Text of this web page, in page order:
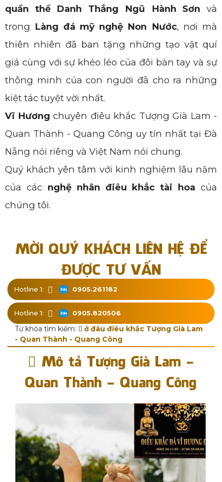
quần thể Danh Thắng Ngũ Hành Sơn và
trong Làng đá mỹ nghệ Non Nước, nơi mà
thiên nhiên đã ban tặng những tạo vật quí
giá cùng với sự khéo léo của đôi bàn tay và sự
thông minh của con người đã cho ra những
kiệt tác tuyệt vời nhất.
Vĩ Hương chuyên điêu khắc Tượng Già Lam -
Quan Thành - Quang Công uy tín nhất tại Đà
Nẵng nói riêng và Việt Nam nói chung.
Quý khách yên tâm với kinh nghiệm lâu năm
của các nghệ nhân điêu khắc tài hoa của
chúng tôi.
MỜI QUÝ KHÁCH LIÊN HỆ ĐỂ
ĐƯỢC TƯ VẤN
Hotline 1: 0905.261182
Hotline 1: 0905.820506
Từ khóa tìm kiếm:
ở đâu điêu khắc Tượng Già Lam
- Quan Thành - Quang Công
Mô tả Tượng Già Lam -
Quan Thành - Quang Công